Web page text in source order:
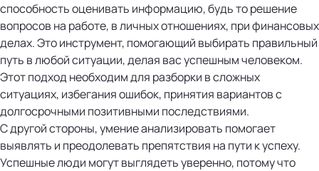
способность оценивать информацию, будь то решение
вопросов на работе, в личных отношениях, при финансовых
делах. Это инструмент, помогающий выбирать правильный
путь в любой ситуации, делая вас успешным человеком.
Этот подход необходим для разборки в сложных
ситуациях, избегания ошибок, принятия вариантов с
долгосрочными позитивными последствиями.
С другой стороны, умение анализировать помогает
выявлять и преодолевать препятствия на пути к успеху.
Успешные люди могут выглядеть уверенно, потому что